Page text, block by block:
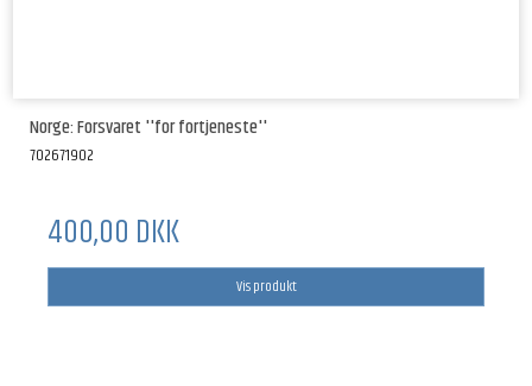
Norge: Forsvaret ''for fortjeneste''
702671902
400,00 DKK
Vis produkt